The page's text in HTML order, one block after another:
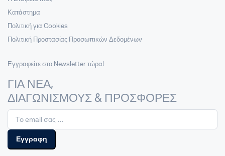
Κατάστημα
Πολιτική για Cookies
Πολιτική Προστασίας Προσωπικών Δεδομένων
Εγγραφείτε στο Newsletter τώρα!
ΓΙΑ ΝΕΑ,
ΔΙΑΓΩΝΙΣΜΟΥΣ & ΠΡΟΣΦΟΡΕΣ